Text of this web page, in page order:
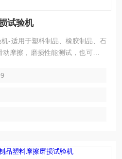
试验机
-适用于塑料制品、橡胶制品、石
摩擦，磨损性能测试，也可对试